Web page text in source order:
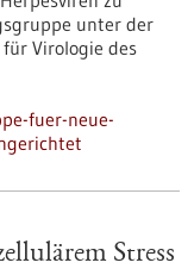
unter der
Virologie des
fuer-neue-
Stress